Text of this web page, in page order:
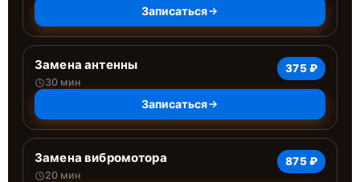
Записаться
Замена антенны
30 мин
375 ₽
Записаться
Замена вибромотора
20 мин
875 ₽